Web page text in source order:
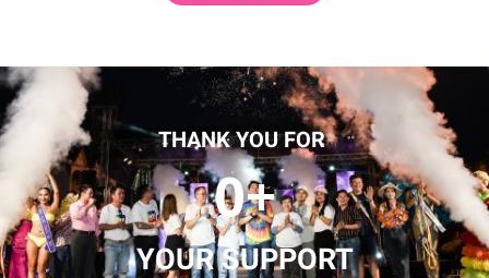
THANK YOU FOR
0+
YOUR SUPPORT